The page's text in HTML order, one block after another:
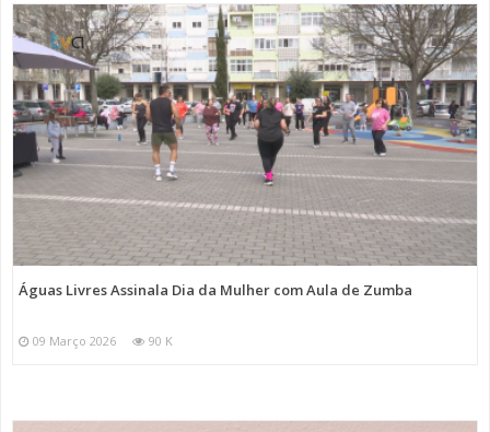
Águas Livres Assinala Dia da Mulher com Aula de Zumba
09 Março 2026 90 K